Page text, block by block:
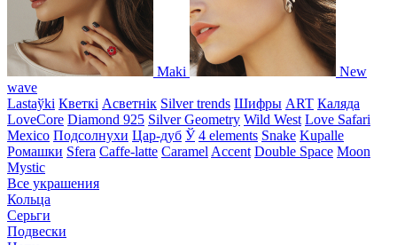
Maki
New
wave
Lastaўki Кветкі Асветнiк Silver trends Шифры ART Каляда
LoveCore Diamond 925 Silver Geometry Wild West Love Safari
Mexico Подсолнухи Цар-дуб Ў 4 elements Snake Kupalle
Ромашки Sfera Caffe-latte Caramel Accent Double Space Moon
Mystic
Все украшения
Кольца
Серьги
Подвески